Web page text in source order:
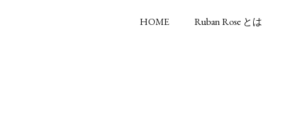
HOME Ruban Rose とは